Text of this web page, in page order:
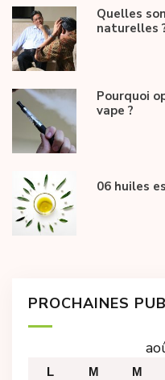
Quelles
naturelles
Pourquoi
vape ?
06 huiles
PROCHAINES
L M M